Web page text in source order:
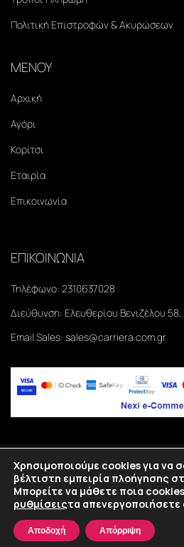
Πολιτική Επιστροφών & Ακυρώσεων
ΜΕΝΟΥ
Αρχική
Αγόρι
Κορίτσι
Εταιρία
Επικοινωνία
ΕΠΙΚΟΙΝΩΝΙΑ
Τηλέφωνο: 2310637028
Διεύθυνση: Ελευθερίου Βενιζέλου
Email Sales: sales@carriera.com.gr
Copyright2026©Carriera. All rights
Κατασκευή eshop Θεσσαλονίκη
Home Shop
Χρησιμοποιούμε cookies για να
βέλτιστη εμπειρία πλοήγησης
Μπορείτε να μάθετε ποια
τα απενεργοποιήσετε
ρυθμίσεις
Αποδοχή Απόρριψη